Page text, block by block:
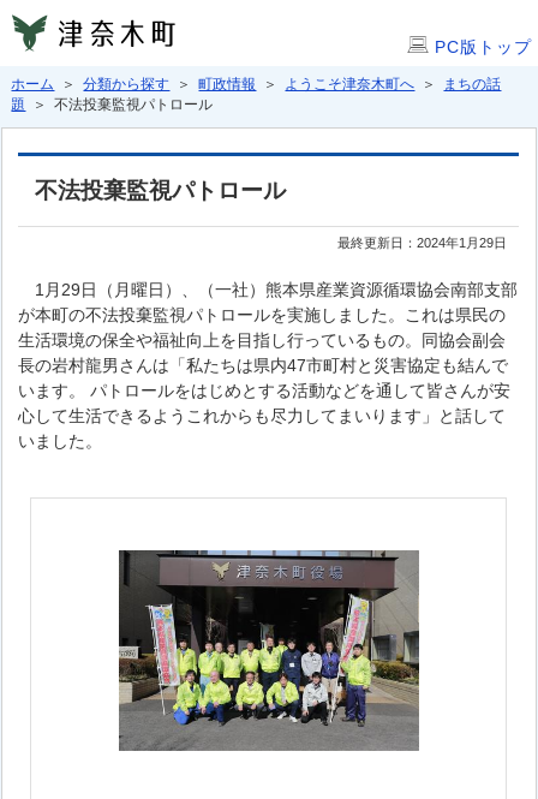
PC版トップ
ホーム ＞分類から探す ＞町政情報 ＞ ようこそ津奈木町へ ＞
まちの話
題
＞ 不法投棄監視パトロール
不法投棄監視パトロール
最終更新日：2024年1月29日
1月29日（月曜日）、（一社）熊本県産業資源循環協会南部支部
が本町の不法投棄監視パトロールを実施しました。これは県民の
生活環境の保全や福祉向上を目指し行っているもの。同協会副会
長の岩村龍男さんは「私たちは県内47市町村と災害協定も結んで
います。 パトロールをはじめとする活動などを通して皆さんが安
心して生活できるようこれからも尽力してまいります」と話して
いました。